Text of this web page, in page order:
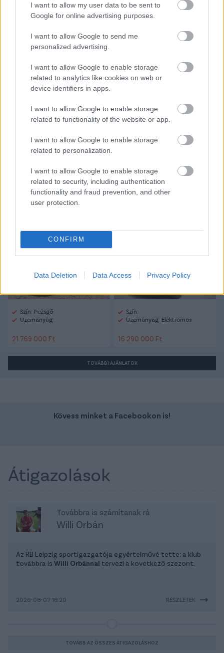
I want to allow my user data to be sent to
Google for online advertising purposes.
I want to allow Google to send me
personalized advertising.
I want to allow Google to enable storage
related to analytics like cookies on web or
device identifiers in apps.
I want to allow Google to enable storage
related to functionality of the website or app.
I want to allow Google to enable storage
related to personalization.
I want to allow Google to enable storage
related to security, including authentication
functionality and fraud prevention, and other
user protection.
CONFIRM
Data Deletion Data Access Privacy Policy
Elolvasom
Itt állíthatod be, hogy a Csakfoci az elsők
között legyen a Google-találatokban
Tetszett a cikk? Megosztanád?
Link másolása Email küldés
CÍMKÉK: #LÉGIÓSOK #VIDEÓ
#MESTER CSABA
#AUSTRIA WIEN II
Autópiac
Volvo Xc60
Szín: Pezsgő
Üzemanyag:
21 769 000 Ft
Ford Capri
Szín:
Üzemanyag: Elektromos
16 290 000 Ft
TOVÁBBI AJÁNLATOK
Kövess minket a Facebookon is!
Átigazolások
Továbbra is számítanak rá
Willi Orbán
Az RB Leipzig sportigazgatója egyértelművé tette: a klub
továbbra is Willi Orbánnal tervezi a következő szezont.
2026-08-07 18:20 RÉSZLETEK
TOVÁBB AZ ÖSSZES ÁTIGAZOLÁSHOZ